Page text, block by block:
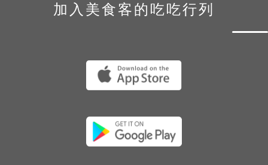
加入美食客的吃吃行列